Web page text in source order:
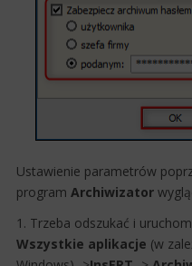
Ustawienie parametrów
program Archiwizator
1. Trzeba odszukać i
Wszystkie aplikacje (w